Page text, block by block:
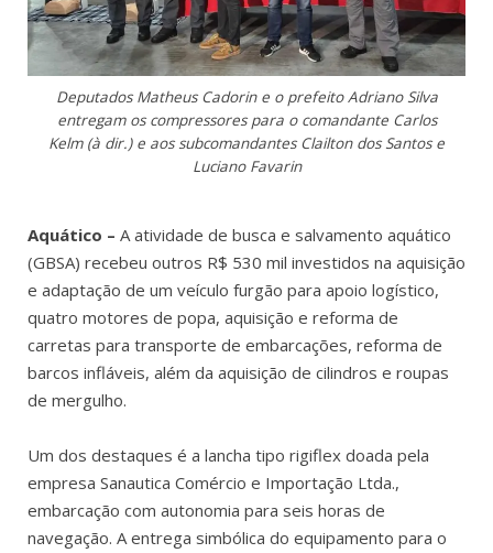
Deputados Matheus Cadorin e o prefeito Adriano Silva
entregam os compressores para o comandante Carlos
Kelm (à dir.) e aos subcomandantes Clailton dos Santos e
Luciano Favarin
Aquático – A atividade de busca e salvamento aquático
(GBSA) recebeu outros R$ 530 mil investidos na aquisição
e adaptação de um veículo furgão para apoio logístico,
quatro motores de popa, aquisição e reforma de
carretas para transporte de embarcações, reforma de
barcos infláveis, além da aquisição de cilindros e roupas
de mergulho.
Um dos destaques é a lancha tipo rigiflex doada pela
empresa Sanautica Comércio e Importação Ltda.,
embarcação com autonomia para seis horas de
navegação. A entrega simbólica do equipamento para o